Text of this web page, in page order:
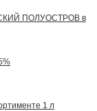
ПОЛУОСТРОВ в
1 л